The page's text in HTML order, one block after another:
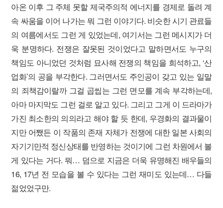
아온 이후 그 주체 못할 제국주의적 에너지를 경제로 돌려 계
속 싸움을 이어 나가는 뭐 그런 이야기다. 비슷한 시기 관료들
의 여름에서도 그런 게 있었는데, 여기서는 그런 메시지가 더
욱 분명하다. 전쟁은 잘못된 것이었다고 말하면서도 누구의
책임도 아니었던 것처럼 묘사해 전쟁의 책임을 희석하고, ‘산
업화’의 공을 부각한다. 그러면서도 주인공이 갖고 있는 일말
의 죄책감이랄까 그걸 곱씹는 그런 면모를 계속 부각하는데,
아마 마지막도 그런 걸로 알고 있다. 그리고 그게 이 드라마가
가진 최소한의 의의라고 해야 할 듯 한데, 우경화의 결과물이
지만 어쨌든 이 작품의 존재 자체가 전쟁에 대한 일본 사회의
자기기만적 정신상태를 반영하는 것이기에 그런 차원에서 볼
게 있다는 거다. 뭐… 덤으로 지금은 더욱 유명해진 배우들의
16, 17년 전 모습을 볼 수 있다는 그런 재미도 있는데… 다들
젊었었구만.